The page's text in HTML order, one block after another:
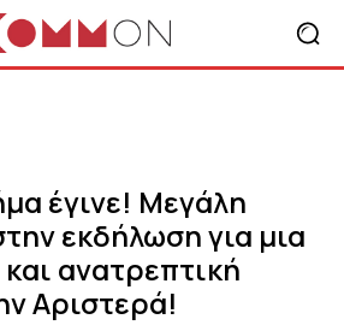
έγινε! Μεγάλη
εκδήλωση για μια
ανατρεπτική
Αριστερά!